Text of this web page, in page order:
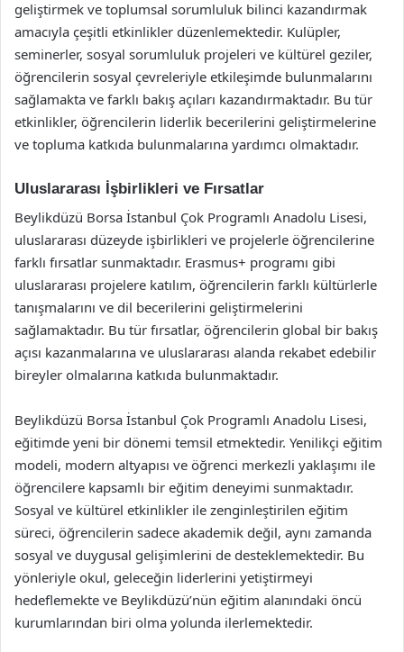
geliştirmek ve toplumsal sorumluluk bilinci kazandırmak
amacıyla çeşitli etkinlikler düzenlemektedir. Kulüpler,
seminerler, sosyal sorumluluk projeleri ve kültürel geziler,
öğrencilerin sosyal çevreleriyle etkileşimde bulunmalarını
sağlamakta ve farklı bakış açıları kazandırmaktadır. Bu tür
etkinlikler, öğrencilerin liderlik becerilerini geliştirmelerine
ve topluma katkıda bulunmalarına yardımcı olmaktadır.
Uluslararası İşbirlikleri ve Fırsatlar
Beylikdüzü Borsa İstanbul Çok Programlı Anadolu Lisesi,
uluslararası düzeyde işbirlikleri ve projelerle öğrencilerine
farklı fırsatlar sunmaktadır. Erasmus+ programı gibi
uluslararası projelere katılım, öğrencilerin farklı kültürlerle
tanışmalarını ve dil becerilerini geliştirmelerini
sağlamaktadır. Bu tür fırsatlar, öğrencilerin global bir bakış
açısı kazanmalarına ve uluslararası alanda rekabet edebilir
bireyler olmalarına katkıda bulunmaktadır.
Beylikdüzü Borsa İstanbul Çok Programlı Anadolu Lisesi,
eğitimde yeni bir dönemi temsil etmektedir. Yenilikçi eğitim
modeli, modern altyapısı ve öğrenci merkezli yaklaşımı ile
öğrencilere kapsamlı bir eğitim deneyimi sunmaktadır.
Sosyal ve kültürel etkinlikler ile zenginleştirilen eğitim
süreci, öğrencilerin sadece akademik değil, aynı zamanda
sosyal ve duygusal gelişimlerini de desteklemektedir. Bu
yönleriyle okul, geleceğin liderlerini yetiştirmeyi
hedeflemekte ve Beylikdüzü’nün eğitim alanındaki öncü
kurumlarından biri olma yolunda ilerlemektedir.